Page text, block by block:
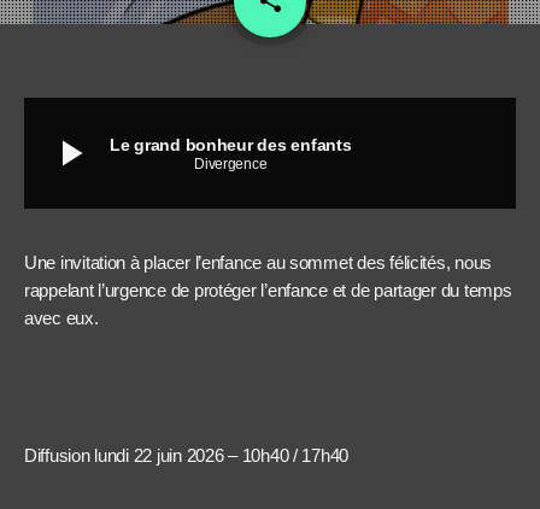
play_arrow Le grand bonheur des enfants
Divergence
Une invitation à placer l’enfance au sommet des félicités, nous
rappelant l’urgence de protéger l’enfance et de partager du temps
avec eux.
Diffusion lundi 22 juin 2026 – 10h40 / 17h40